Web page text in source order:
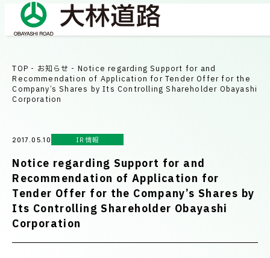
COMPANY
会社情報
社長メッセージ/企業理念
業績情報
サステナビリティ
ネットワーク
BUSINESS
OUR WORKS
施工事例
TOP - お知らせ - Notice regarding Support for and
Recommendation of Application for Tender Offer for the
Company’s Shares by Its Controlling Shareholder Obayashi
Corporation
2017.05.10 IR情報
Notice regarding Support for and
Recommendation of Application for
Tender Offer for the Company’s Shares by
Its Controlling Shareholder Obayashi
Corporation